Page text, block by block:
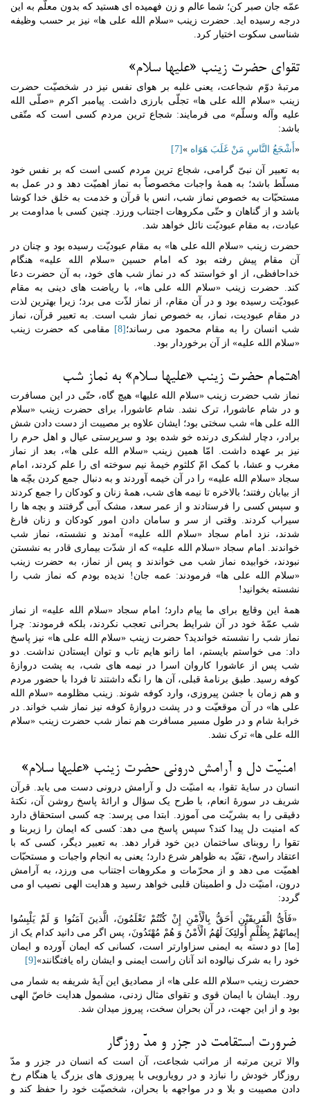
عمّه جان صبر کن؛ شما عالم و زن فهمیده ای هستید که بدون معلّم به این
درجه رسیده اید. حضرت زینب «سلام الله علی ها» نیز بر حسب وظیفه
شناسی سکوت اختیار کرد.
تقوای حضرت زینب «علیها سلام»
مرتبۀ دوّم شجاعت، یعنی غلبه بر هوای نفس نیز در شخصیّت حضرت
زینب «سلام الله علی ها» تجلّی بارزی داشت. پیامبر اکرم «صلّی الله
علیه وآله وسلّم» می فرمایند: شجاع ترین مردم کسی است که متّقی
باشد:
« أَشْجَعُ النَّاسِ مَنْ غَلَبَ هَوَاه »
[7]
به تعبیر آن نبیّ گرامی، شجاع ترین مردم کسی است که بر نفس خود
مسلّط باشد؛ به همۀ واجبات مخصوصاً به نماز اهمیّت دهد و در عمل به
مستحبّات به خصوص نماز شب، انس با قرآن و خدمت به خلق خدا کوشا
باشد و از گناهان و حتّی مکروهات اجتناب ورزد. چنین کسی با مداومت بر
عبادت، به مقام عبودیّت نائل خواهد شد.
حضرت زینب «سلام الله علی ها» به مقام عبودیّت رسیده بود و چنان در
آن مقام پیش رفته بود که امام حسین «سلام الله علیه» هنگام
خداحافظی، از او خواستند که در نماز شب های خود، به آن حضرت دعا
کند. حضرت زینب «سلام الله علی ها»، با ریاضت های دینی به مقام
عبودیّت رسیده بود و در آن مقام، از نماز لذّت می برد؛ زیرا بهترین لذت
در مقام عبودیت، نماز، به خصوص نماز شب است. به تعبیر قرآن، نماز
شب انسان را به مقام محمود می رساند؛ [8]
مقامی که حضرت زینب
«سلام الله علیه» از آن برخوردار بود.
اهتمام حضرت زینب «علیها سلام» به نماز شب
نماز شب حضرت زینب «سلام الله علیها» هیچ گاه، حتّی در این مسافرت
و در شام عاشورا، ترک نشد. شام عاشورا، برای حضرت زینب «سلام
الله علی ها» شب سختی بود؛ ایشان علاوه بر مصیبت از دست دادن شش
برادر، دچار لشکری درنده خو شده بود و سرپرستی عیال و اهل حرم را
نیز بر عهده داشت. امّا همین زینب «سلام الله علی ها»، بعد از نماز
مغرب و عشا، با کمک امّ کلثوم خیمۀ نیم سوخته ای را علم کردند، امام
سجاد «سلام الله علیه» را در آن خیمه آوردند و به دنبال جمع کردن بچّه ها
از بیابان رفتند؛ بالاخره تا نیمه های شب، همۀ زنان و کودکان را جمع کردند
و سپس کسی را فرستادند و از عمر سعد، مشک آبی گرفتند و بچه ها را
سیراب کردند. وقتی از سر و سامان دادن امور کودکان و زنان فارغ
شدند، نزد امام سجاد «سلام الله علیه» آمدند و نشسته، نماز شب
خواندند. امام سجاد «سلام الله علیه» که از شدّت بیماری قادر به نشستن
نبودند، خوابیده نماز شب می خواندند و پس از نماز، به حضرت زینب
«سلام الله علی ها» فرمودند: عمه جان! ندیده بودم که نماز شب را
نشسته بخوانید!
همۀ این وقایع برای ما پیام دارد؛ امام سجاد «سلام الله علیه» از نماز
شب عمّۀ خود در آن شرایط بحرانی تعجب نکردند، بلکه فرمودند: چرا
نماز شب را نشسته خواندید؟ حضرت زینب «سلام الله علی ها» نیز پاسخ
داد: می خواستم بایستم، اما زانو هایم تاب و توان ایستادن نداشت. دو
شب پس از عاشورا کاروان اسرا در نیمه های شب، به پشت دروازۀ
کوفه رسید. طبق برنامۀ قبلی، آن ها را نگه داشتند تا فردا با حضور مردم
و هم زمان با جشن پیروزی، وارد کوفه شوند. زینب مظلومه «سلام الله
علی ها» در آن موقعیّت و در پشت دروازۀ کوفه نیز نماز شب خواند. در
خرابۀ شام و در طول مسیر مسافرت هم نماز شب حضرت زینب «سلام
الله علی ها» ترک نشد.
امنیّت دل و آرامش درونی حضرت زینب «علیها سلام»
انسان در سایۀ تقوا، به امنیّت دل و آرامش درونی دست می یابد. قرآن
شریف در سورۀ انعام، با طرح یک سؤال و ارائۀ پاسخ روشن آن، نکتۀ
دقیقی را به بشریّت می آموزد. ابتدا می پرسد: چه کسی استحقاق دارد
که امنیت دل پیدا کند؟ سپس پاسخ می دهد: کسی که ایمان را زیربنا و
تقوا را روبنای ساختمان دین خود قرار دهد. به تعبیر دیگر، کسی که با
اعتقاد راسخ، تقیّد به ظواهر شرع دارد؛ یعنی به انجام واجبات و مستحبّات
اهمیّت می دهد و از محرّمات و مکروهات اجتناب می ورزد، به آرامش
درون، امنیّت دل و اطمینان قلبی خواهد رسید و هدایت الهی نصیب او می
گردد:
«فَأَیُّ الْفَریقَیْنِ أَحَقُّ بِالْأَمْنِ إِنْ کُنْتُمْ تَعْلَمُونَ، الَّذینَ آمَنُوا وَ لَمْ یَلْبِسُوا
إیمانَهُمْ بِظُلْمٍ أُولئِکَ لَهُمُ الْأَمْنُ وَ هُمْ مُهْتَدُونَ، پس اگر می دانید کدام یک از
[ما] دو دسته به ایمنی سزاوارتر است، کسانی که ایمان آورده و ایمان
خود را به شرک نیالوده اند آنان راست ایمنی و ایشان راه یافتگانند»[9]
حضرت زینب «سلام الله علی ها» از مصادیق این آیۀ شریفه به شمار می
رود. ایشان با ایمان قوی و تقوای مثال زدنی، مشمول هدایت خاصّ الهی
بود و از این جهت، در آن بحران سخت، پیروز میدان شد.
ضرورت استقامت در جزر و مدّ روزگار
والا ترین مرتبه از مراتب شجاعت، آن است که انسان در جزر و مدّ
روزگار خودش را نبازد و در رویارویی با پیروزی های بزرگ یا هنگام رخ
دادن مصیبت و بلا و در مواجهه با بحران، شخصیّت خود را حفظ کند و